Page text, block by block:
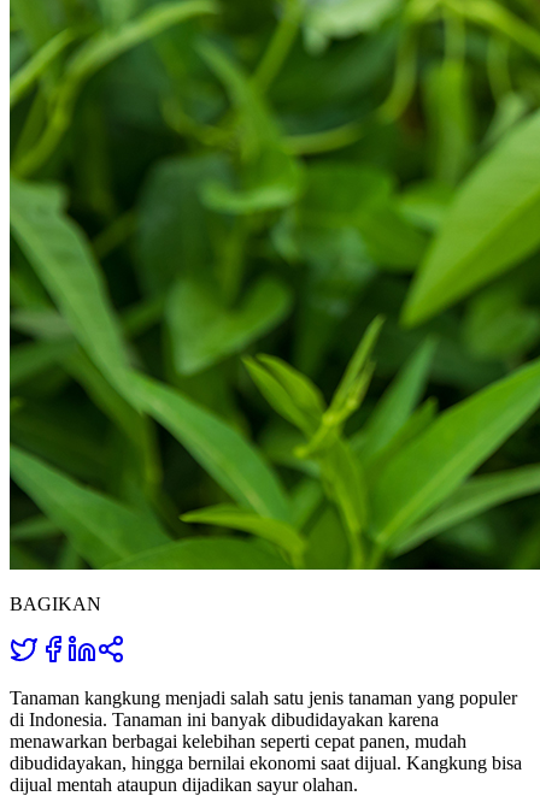
BAGIKAN
Tanaman kangkung menjadi salah satu jenis tanaman yang populer
di Indonesia. Tanaman ini banyak dibudidayakan karena
menawarkan berbagai kelebihan seperti cepat panen, mudah
dibudidayakan, hingga bernilai ekonomi saat dijual. Kangkung bisa
dijual mentah ataupun dijadikan sayur olahan.